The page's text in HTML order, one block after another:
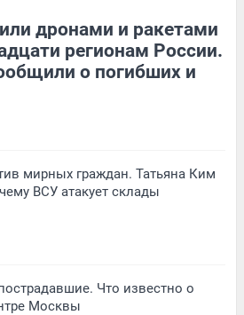
дронами и ракетами
регионам России.
о погибших и
мирных граждан. Татьяна Ким
ВСУ атакует склады
Что известно о
Москвы